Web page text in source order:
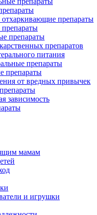
препараты
препараты
препаратов
питания
препараты
препараты
от вредных привычек
зависимость
мамам
и игрушки